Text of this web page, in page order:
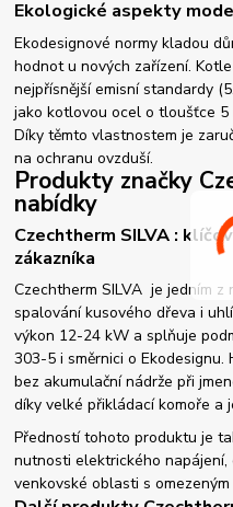
Ekologické aspekty
Ekodesignové normy kladou
hodnot u nových zařízení.
nejpřísnější emisní standardy
jako kotlovou ocel o tloušťce 5
Díky těmto vlastnostem je
na ochranu ovzduší.
Produkty značky
nabídky
Czechtherm SILVA :
zákazníka
Czechtherm SILVA je jedním z
spalování kusového dřeva i
výkon 12-24 kW a splňuje
303-5 i směrnici o
bez akumulační nádrže při
díky velké přikládací komoře a
Předností tohoto produktu je
nutnosti elektrického napájení,
venkovské oblasti s